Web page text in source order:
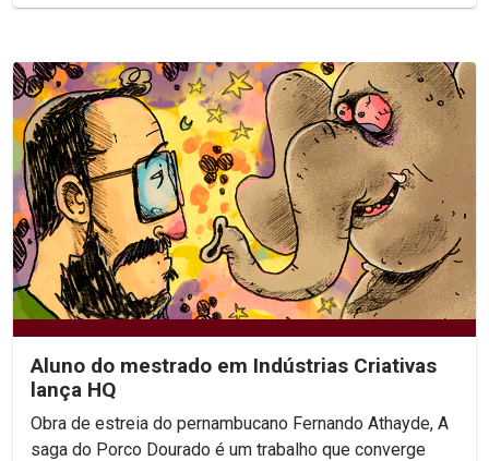
Aluno do mestrado em Indústrias Criativas
lança HQ
Obra de estreia do pernambucano Fernando Athayde, A
saga do Porco Dourado é um trabalho que converge